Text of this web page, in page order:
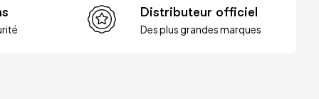
Distributeur officiel
Des plus grandes marques